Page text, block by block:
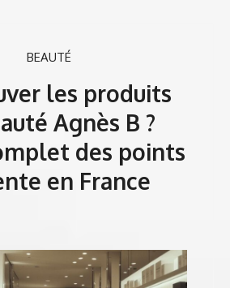
BEAUTÉ
les produits
Agnès B ?
des points
en France